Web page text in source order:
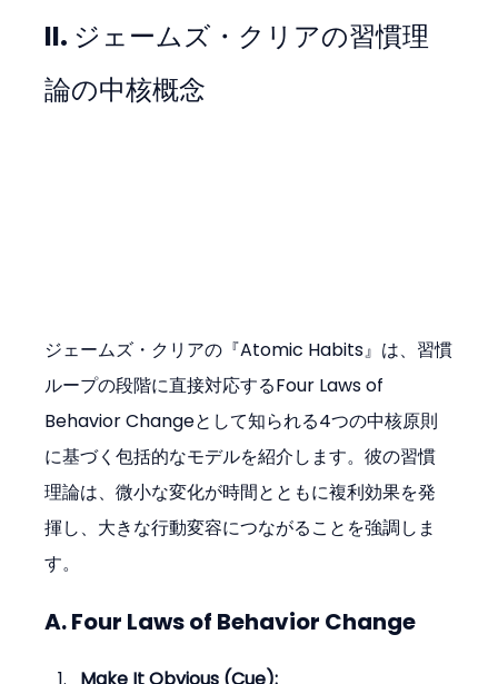
II. ジェームズ・クリアの習慣理
論の中核概念
ジェームズ・クリアの『Atomic Habits』は、習慣
ループの段階に直接対応するFour Laws of
Behavior Changeとして知られる4つの中核原則
に基づく包括的なモデルを紹介します。彼の習慣
理論は、微小な変化が時間とともに複利効果を発
揮し、大きな行動変容につながることを強調しま
す。
A. Four Laws of Behavior Change